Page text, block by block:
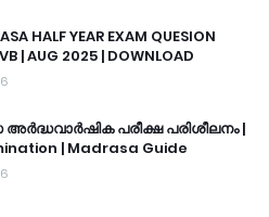
HALF YEAR EXAM QUESION
| AUG 2025 | DOWNLOAD
പരീക്ഷ പരിശീലനം |
| Madrasa Guide